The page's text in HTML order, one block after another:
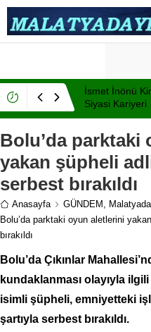
İsmet İnönü
Siyasi Kariyeri
Bolu’da parktaki
yakan şüpheli
serbest bırakıldı
Anasayfa GÜNDEM
Bolu’da parktaki oyun aletlerini
bırakıldı
Bolu’da Çıkınlar
kundaklanması olayıyla
isimli şüpheli, emniyetteki
şartıyla serbest bırakıldı.